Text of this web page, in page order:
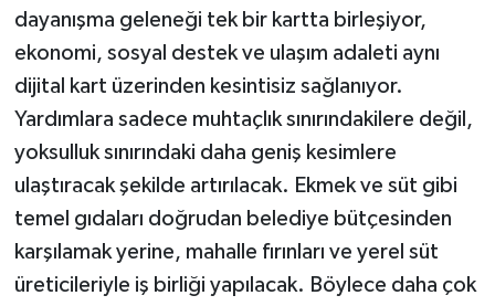
dayanışma geleneği tek bir kartta birleşiyor,
ekonomi, sosyal destek ve ulaşım adaleti aynı
dijital kart üzerinden kesintisiz sağlanıyor.
Yardımlara sadece muhtaçlık sınırındakilere değil,
yoksulluk sınırındaki daha geniş kesimlere
ulaştıracak şekilde artırılacak. Ekmek ve süt gibi
temel gıdaları doğrudan belediye bütçesinden
karşılamak yerine, mahalle fırınları ve yerel süt
üreticileriyle iş birliği yapılacak. Böylece daha çok